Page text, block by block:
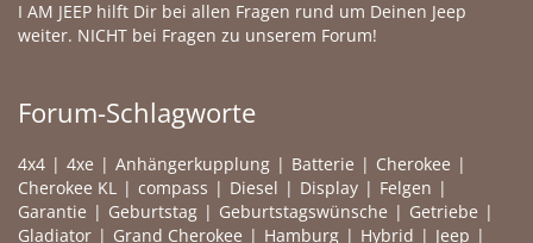
I AM JEEP hilft Dir bei allen Fragen rund um Deinen Jeep
weiter. NICHT bei Fragen zu unserem Forum!
Forum-Schlagworte
4x4 4xe Anhängerkupplung Batterie
Cherokee
Cherokee KL
compass Diesel Display
Felgen
Garantie
Geburtstag Geburtstagswünsche
Getriebe
Gladiator
Grand Cherokee Hamburg Hybrid
Jeep